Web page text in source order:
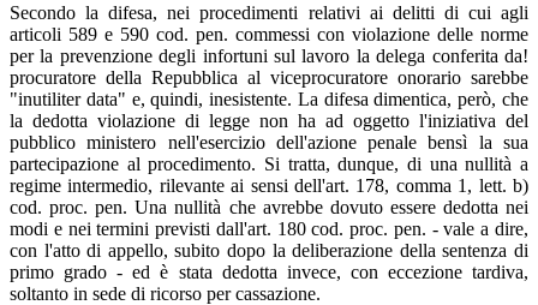
Secondo la difesa, nei procedimenti relativi ai delitti di cui agli
articoli 589 e 590 cod. pen. commessi con violazione delle norme
per la prevenzione degli infortuni sul lavoro la delega conferita da!
procuratore della Repubblica al viceprocuratore onorario sarebbe
"inutiliter data" e, quindi, inesistente. La difesa dimentica, però, che
la dedotta violazione di legge non ha ad oggetto l'iniziativa del
pubblico ministero nell'esercizio dell'azione penale bensì la sua
partecipazione al procedimento. Si tratta, dunque, di una nullità a
regime intermedio, rilevante ai sensi dell'art. 178, comma 1, lett. b)
cod. proc. pen. Una nullità che avrebbe dovuto essere dedotta nei
modi e nei termini previsti dall'art. 180 cod. proc. pen. - vale a dire,
con l'atto di appello, subito dopo la deliberazione della sentenza di
primo grado - ed è stata dedotta invece, con eccezione tardiva,
soltanto in sede di ricorso per cassazione.